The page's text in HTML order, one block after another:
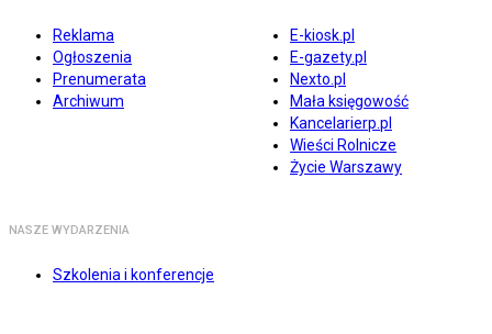
Reklama
Ogłoszenia
Prenumerata
Archiwum
E-kiosk.pl
E-gazety.pl
Nexto.pl
Mała księgowość
Kancelarierp.pl
Wieści Rolnicze
Życie Warszawy
NASZE WYDARZENIA
Szkolenia i konferencje